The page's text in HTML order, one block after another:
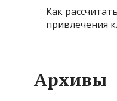
Как
привлечения
Архивы